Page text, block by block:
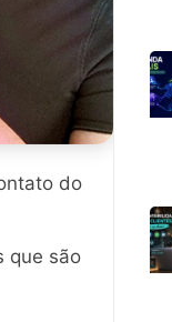
do
que são